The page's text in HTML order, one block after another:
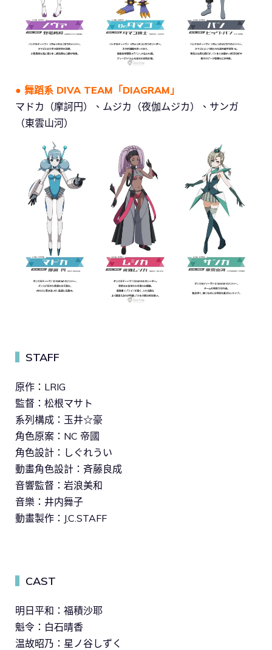
● 舞蹈系 DIVA TEAM「DIAGRAM」
マドカ（摩訶円）、ムジカ（夜伽ムジカ）、サンガ
（東雲山河）
STAFF
原作：LRIG
監督：松根マサト
系列構成：玉井☆豪
角色原案：NC 帝國
角色設計：しぐれうい
動畫角色設計：斉藤良成
音響監督：岩浪美和
音樂：井内舞子
動畫製作：J.C.STAFF
CAST
明日平和：福積沙耶
魁令：白石晴香
温故昭乃：星ノ谷しずく